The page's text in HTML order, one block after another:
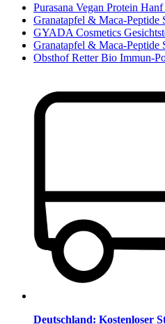
Purasana Vegan Protein
Granatapfel & Maca-Peptide
GYADA Cosmetics
Granatapfel & Maca-Peptide
Obsthof Retter Bio Immun-
Deutschland: Kostenloser